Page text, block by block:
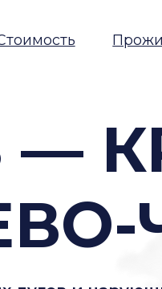
Проживание